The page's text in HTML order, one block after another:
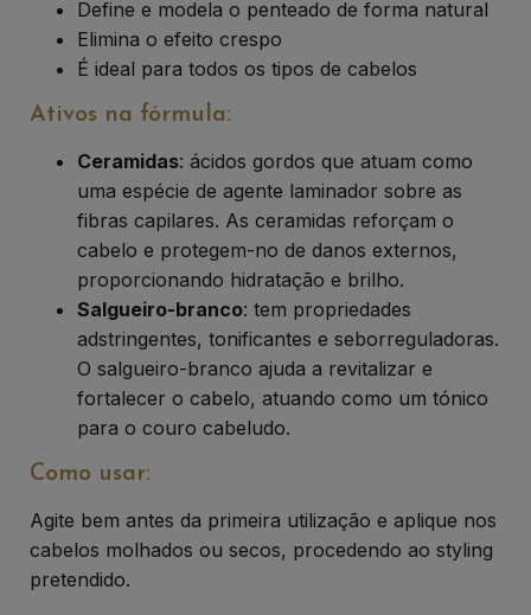
Define e modela o penteado de forma natural
Elimina o efeito crespo
É ideal para todos os tipos de cabelos
Ativos na fórmula:
Ceramidas: ácidos gordos que atuam como
uma espécie de agente laminador sobre as
fibras capilares. As ceramidas reforçam o
cabelo e protegem-no de danos externos,
proporcionando hidratação e brilho.
Salgueiro-branco: tem propriedades
adstringentes, tonificantes e seborreguladoras.
O salgueiro-branco ajuda a revitalizar e
fortalecer o cabelo, atuando como um tónico
para o couro cabeludo.
Como usar:
Agite bem antes da primeira utilização e aplique nos
cabelos molhados ou secos, procedendo ao styling
pretendido.